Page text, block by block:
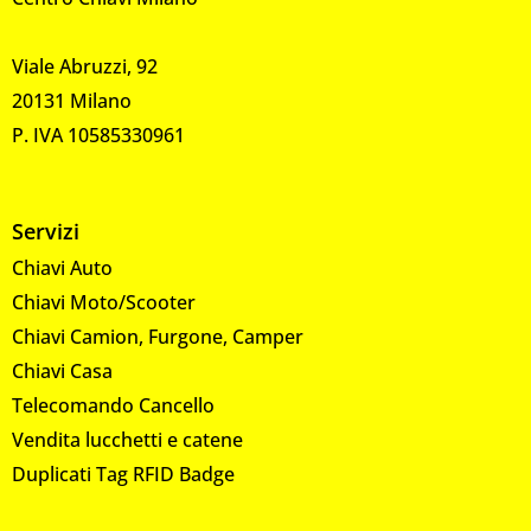
Viale Abruzzi, 92
20131 Milano
P. IVA 10585330961
Servizi
Chiavi Auto
Chiavi Moto/Scooter
Chiavi Camion, Furgone, Camper
Chiavi Casa
Telecomando Cancello
Vendita lucchetti e catene
Duplicati Tag RFID Badge